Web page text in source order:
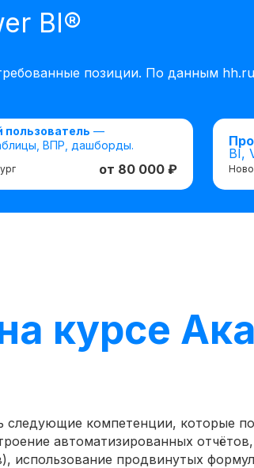
BI®
позиции. По данным
пользователь —
ВПР, дашборды.
от 80 000 ₽
BI,
курсе
компетенции, которые
автоматизированных
продвинутых формул